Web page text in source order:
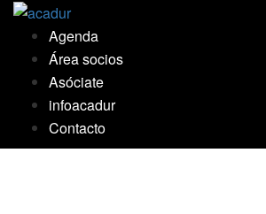
Saltar
contenido
Agenda
Área socios
Asóciate
infoacadur
Contacto